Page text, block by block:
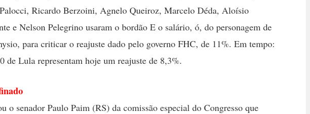
Ricardo Berzoini, Agnelo Queiroz, Marcelo Déda, Aloísio
e Nelson Pelegrino usaram o bordão E o salário, ó, do personagem de
para criticar o reajuste dado pelo governo FHC, de 11%. Em tempo:
de Lula representam hoje um reajuste de 8,3%.
o senador Paulo Paim (RS) da comissão especial do Congresso que